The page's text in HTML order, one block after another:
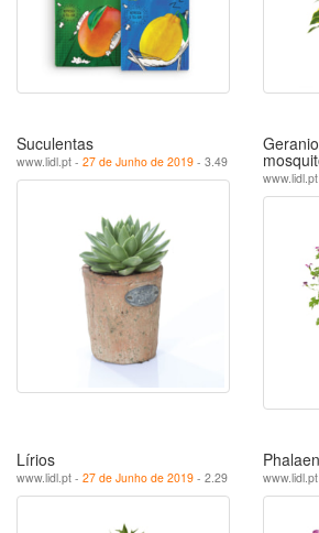
Suculentas
www.lidl.pt - 27 de Junho de 2019 - 3.49
Lírios
www.lidl.pt - 27 de Junho de 2019 - 2.29